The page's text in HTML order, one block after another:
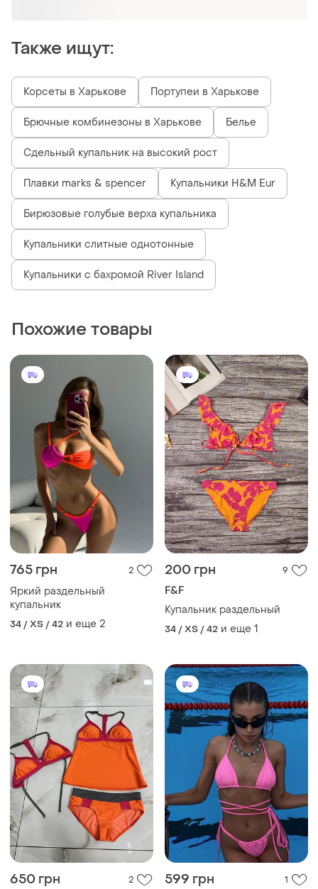
Также ищут:
Корсеты в Харькове Портупеи в Харькове
Брючные комбинезоны в Харькове Белье
Сдельный купальник на высокий рост
Плавки marks & spencer Купальники H&M Eur
Бирюзовые голубые верха купальника
Купальники слитные однотонные
Купальники с бахромой River Island
Похожие товары
765 грн 2
Яркий раздельный
купальник
34 / XS / 42 и еще 2
200 грн 9
F&F
Купальник раздельный
34 / XS / 42 и еще 1
650 грн 2 599 грн 1